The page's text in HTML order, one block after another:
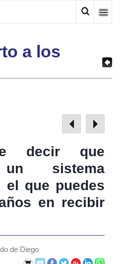
a los
decir que
sistema
el que puedes
en recibir
de Diego